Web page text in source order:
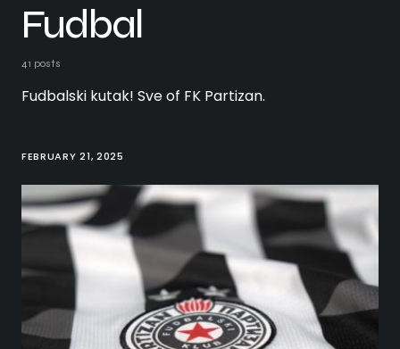
Fudbal
41 posts
Fudbalski kutak! Sve of FK Partizan.
FEBRUARY 21, 2025